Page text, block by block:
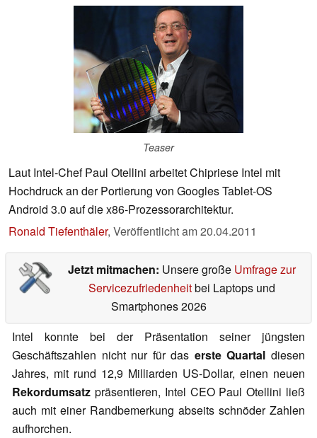
Teaser
Laut Intel-Chef Paul Otellini arbeitet Chipriese Intel mit
Hochdruck an der Portierung von Googles Tablet-OS
Android 3.0 auf die x86-Prozessorarchitektur.
Ronald Tiefenthäler, Veröffentlicht am20.04.2011
Jetzt mitmachen: Unsere große Umfrage zur
Servicezufriedenheitbei Laptops und
Smartphones 2026
Intel konnte bei der Präsentation seiner jüngsten
Geschäftszahlen nicht nur für das erste Quartal diesen
Jahres, mit rund 12,9 Milliarden US-Dollar, einen neuen
Rekordumsatz präsentieren, Intel CEO Paul Otellini ließ
auch mit einer Randbemerkung abseits schnöder Zahlen
aufhorchen.